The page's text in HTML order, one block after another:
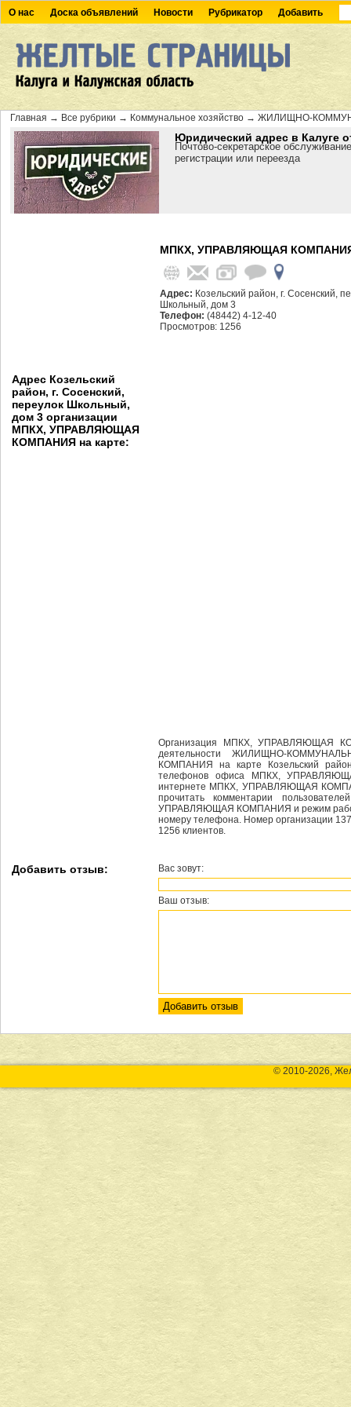
О нас Доска объявлений Новости Рубрикатор Добавить
Главная → Все рубрики → Коммунальное хозяйство → ЖИЛИЩНО-
Юридический адрес в Калуге
Почтово-секретарское
регистрации или переезда
МПКХ, УПРАВЛЯЮЩАЯ
Адрес: Козельский район, г. Сосенский,
Школьный, дом 3
Телефон: (48442) 4-12-40
Просмотров: 1256
Адрес Козельский
район, г. Сосенский,
переулок Школьный,
дом 3 организации
МПКХ, УПРАВЛЯЮЩАЯ
КОМПАНИЯ на карте:
Организация МПКХ, УПРАВЛЯЮЩАЯ
деятельности ЖИЛИЩНО-
КОМПАНИЯ на карте Козельский
телефонов офиса МПКХ,
интернете МПКХ, УПРАВЛЯЮЩАЯ
прочитать комментарии
УПРАВЛЯЮЩАЯ КОМПАНИЯ и режим работы
номеру телефона. Номер организации
1256 клиентов.
Добавить отзыв: Вас зовут:
Ваш отзыв:
© 2010-2026,